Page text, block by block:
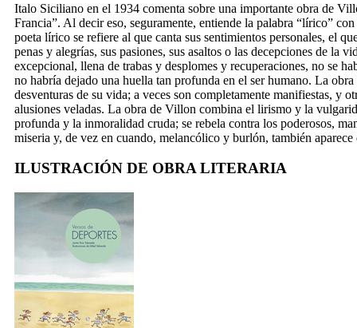
Italo Siciliano en el 1934 comenta sobre una importante obra de
Francia”. Al decir eso, seguramente, entiende la palabra “lírico”
poeta lírico se refiere al que canta sus sentimientos personales, el
penas y alegrías, sus pasiones, sus asaltos o las decepciones de la
excepcional, llena de trabas y desplomes y recuperaciones, no se
no habría dejado una huella tan profunda en el ser humano. La
desventuras de su vida; a veces son completamente manifiestas, y
alusiones veladas. La obra de Villon combina el lirismo y la
profunda y la inmoralidad cruda; se rebela contra los poderosos,
miseria y, de vez en cuando, melancólico y burlón, también
ILUSTRACIÓN DE OBRA LITERARIA